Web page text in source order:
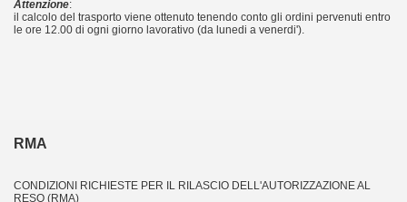
Attenzione:
il calcolo del trasporto viene ottenuto tenendo conto gli ordini pervenuti entro
le ore 12.00 di ogni giorno lavorativo (da lunedi a venerdi').
RMA
CONDIZIONI RICHIESTE PER IL RILASCIO DELL'AUTORIZZAZIONE AL
RESO (RMA)